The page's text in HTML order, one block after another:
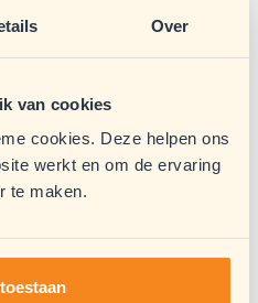
Over
van cookies
cookies. Deze helpen ons
werkt en om de ervaring
te maken.
(EU) 2024/1689 van het
van 13 juni 2024 tot
regels betreffende
van de
(EU) nr. 167/2013, (EU)
2018/1139 en (EU)
90/EU, (EU) 2016/797
artificiële intelligentie)